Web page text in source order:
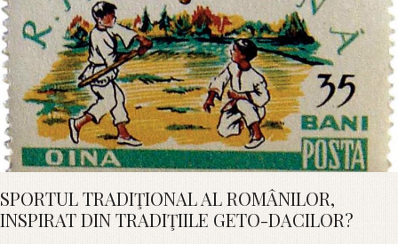
SPORTUL TRADIŢIONAL AL ROMÂNILOR,
INSPIRAT DIN TRADIŢIILE GETO-DACILOR?